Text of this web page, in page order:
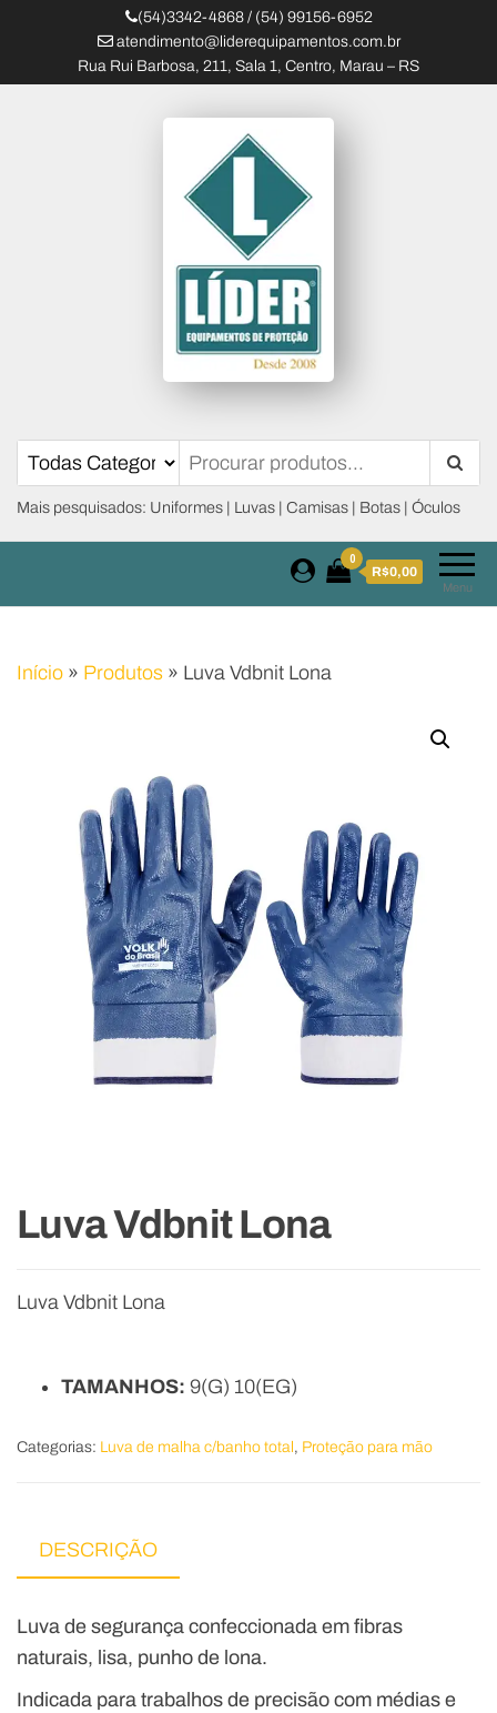
(54)3342-4868 / (54) 99156-6952
atendimento@liderequipamentos.com.br
Rua Rui Barbosa, 211, Sala 1, Centro, Marau – RS
Líder Equipamentos
Mais pesquisados: Uniformes | Luvas | Camisas | Botas | Óculos
Menu
0
R$0,00
Início » Produtos » Luva Vdbnit Lona
Luva Vdbnit Lona
Luva Vdbnit Lona
TAMANHOS: 9(G) 10(EG)
Categorias: Luva de malha c/banho total , Proteção para mão
DESCRIÇÃO
Luva de segurança confeccionada em fibras
naturais, lisa, punho de lona.
Indicada para trabalhos de precisão com médias e